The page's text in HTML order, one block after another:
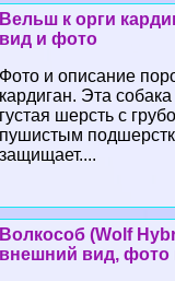
Вельш к opги
вид и фото
Фото и описание
кардиган. Эта
густая шерсть с
пушистым
защищает....
Волкособ (Wolf
внешний вид, фото